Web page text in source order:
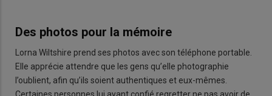
Des photos pour la mémoire
Lorna Wiltshire prend ses photos avec son téléphone portable.
Elle apprécie attendre que les gens qu’elle photographie
l’oublient, afin qu’ils soient authentiques et eux-mêmes.